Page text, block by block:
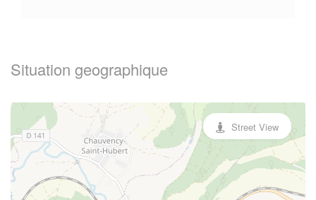
Situation geographique
Street View